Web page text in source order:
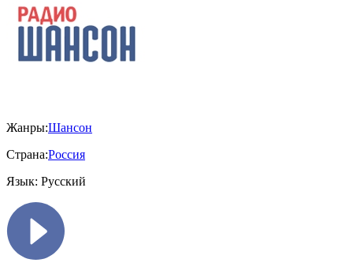
Жанры:Шансон
Страна:Россия
Язык: Русский